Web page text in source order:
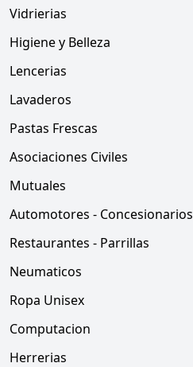
Vidrierias
Higiene y Belleza
Lencerias
Lavaderos
Pastas Frescas
Asociaciones Civiles
Mutuales
Automotores - Concesionarios
Restaurantes - Parrillas
Neumaticos
Ropa Unisex
Computacion
Herrerias